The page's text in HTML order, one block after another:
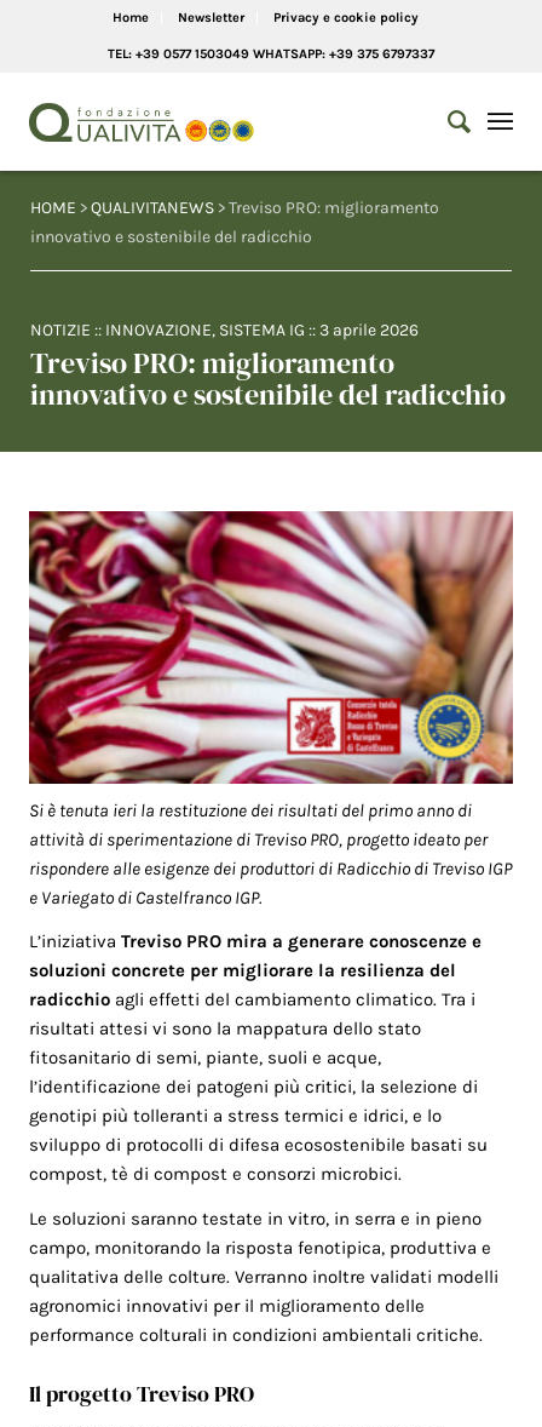
Home Newsletter Privacy e cookie policy
TEL: +39 0577 1503049 WHATSAPP: +39 375 6797337
HOME >QUALIVITANEWS > Treviso PRO: miglioramento
innovativo e sostenibile del radicchio
NOTIZIE :: INNOVAZIONE, SISTEMA IG ::3 aprile 2026
Treviso PRO: miglioramento
innovativo e sostenibile del radicchio
Si è tenuta ieri la restituzione dei risultati del primo anno di
attività di sperimentazione di Treviso PRO, progetto ideato per
rispondere alle esigenze dei produttori di Radicchio di Treviso IGP
e Variegato di Castelfranco IGP.
L’iniziativaTreviso PRO mira a generare conoscenze e
soluzioni concrete per migliorare la resilienza del
radicchio agli effetti del cambiamento climatico. Tra i
risultati attesi vi sono la mappatura dello stato
fitosanitario di semi, piante, suoli e acque,
l’identificazione dei patogeni più critici, la selezione di
genotipi più tolleranti a stress termici e idrici, e lo
sviluppo di protocolli di difesa ecosostenibile basati su
compost, tè di compost e consorzi microbici.
Le soluzioni saranno testate in vitro, in serra e in pieno
campo, monitorando la risposta fenotipica, produttiva e
qualitativa delle colture. Verranno inoltre validati modelli
agronomici innovativi per il miglioramento delle
performance colturali in condizioni ambientali critiche.
Il progetto Treviso PRO